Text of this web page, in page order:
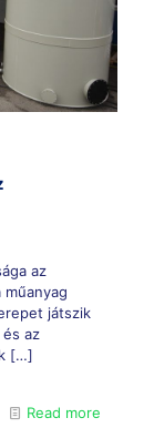
az
játszik
az
[…]
Read more